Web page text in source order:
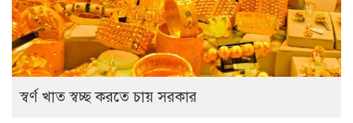
স্বর্ণ খাত স্বচ্ছ করতে চায় সরকার